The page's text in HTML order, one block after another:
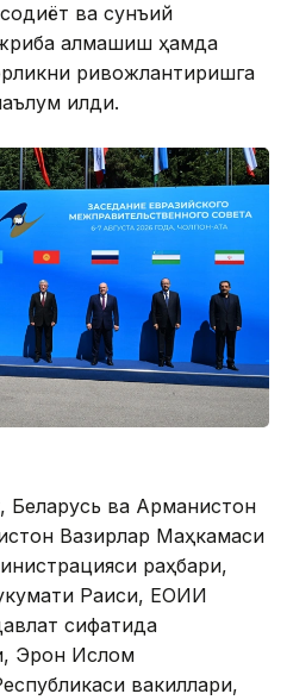
ва сунъий
алмашиш ҳамда
ривожлантиришга
қилди.
ва Арманистон
Вазирлар Маҳкамаси
раҳбари,
Раиси, ЕОИИ
сифатида
Эрон Ислом
вакиллари,